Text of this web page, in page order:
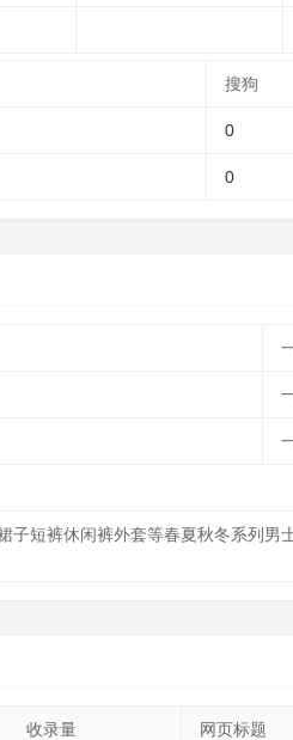
搜狗
0
0
短裤休闲裤外套等春夏秋冬系列男
收录量 网页标题